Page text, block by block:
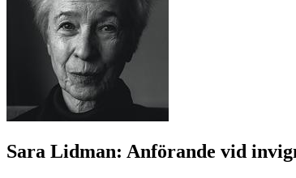
Sara Lidman: Anförande vid